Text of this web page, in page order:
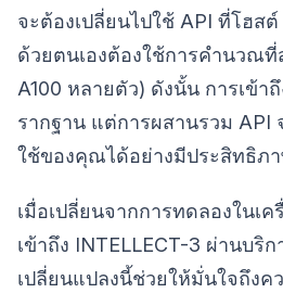
จะต้องเปลี่ยนไปใช้ API ที่โฮส
ด้วยตนเองต้องใช้การคำนวณที่
A100 หลายตัว) ดังนั้น การเข้า
รากฐาน แต่การผสานรวม API
ใช้ของคุณได้อย่างมีประสิทธิภ
เมื่อเปลี่ยนจากการทดลองในเ
เข้าถึง INTELLECT-3 ผ่านบริ
เปลี่ยนแปลงนี้ช่วยให้มั่นใจถึงค